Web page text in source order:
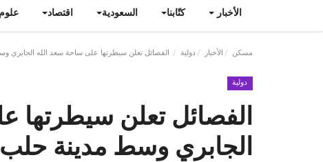
الأخبار كتّابنا السعودية اقتصاد
مسكن الأخبار دولية الفصائل تعلن سيطرتها على ساحة سعد الله الجابري
دولية
الفصائل تعلن سيطرتها
الجابري وسط مدينة حلب